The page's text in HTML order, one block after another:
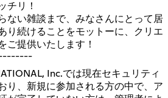
チリ！
ない雑談まで、みなさんにとって居
り続けることをモットーに、クリエ
ご提供いたします！
Inc.では現在セキュリティ
り、新規に参加される方の中で、ア